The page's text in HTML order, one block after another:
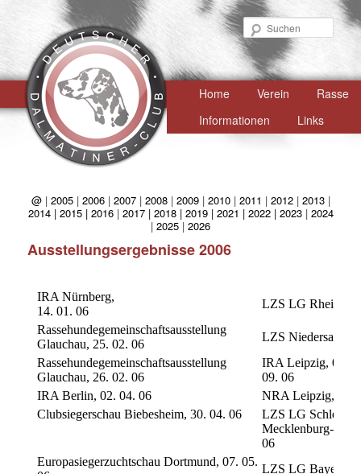
Hauptmenü
Zum
primären
Home Verein
Rasse
Informationen
Links
@| 2005| 2006| 2007| 2008| 2009| 2010| 2011 | 2012| 2013|
2014 | 2015 | 2016| 2017 | 2018 | 2019 | 2021 | 2022 | 2023| 2024
| 2025 | 2026
Ausstellungsergebnisse 2006